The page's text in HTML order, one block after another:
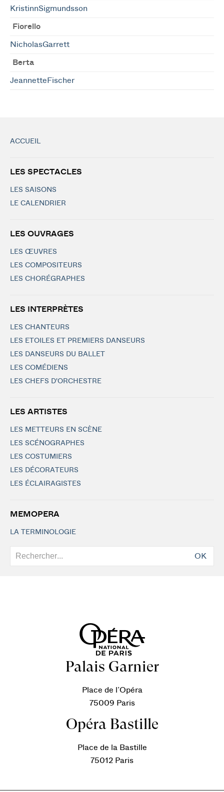
KristinnSigmundsson
Fiorello
NicholasGarrett
Berta
JeannetteFischer
ACCUEIL
LES SPECTACLES
LES SAISONS
LE CALENDRIER
LES OUVRAGES
LES ŒUVRES
LES COMPOSITEURS
LES CHORÉGRAPHES
LES INTERPRÈTES
LES CHANTEURS
LES ETOILES ET PREMIERS DANSEURS
LES DANSEURS DU BALLET
LES COMÉDIENS
LES CHEFS D'ORCHESTRE
LES ARTISTES
LES METTEURS EN SCÈNE
LES SCÉNOGRAPHES
LES COSTUMIERS
LES DÉCORATEURS
LES ÉCLAIRAGISTES
MEMOPERA
LA TERMINOLOGIE
OK
Palais Garnier
Place de l’Opéra
75009 Paris
Opéra Bastille
Place de la Bastille
75012 Paris